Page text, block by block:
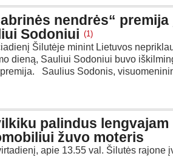
nendrės“
Sodoniui (1)
Šilutėje minint Lietuvos
dieną, Sauliui Sodoniui buvo
premija. Saulius Sodonis,
palindus lengvajam
žuvo moteris
apie 13.55 val. Šilutės rajone